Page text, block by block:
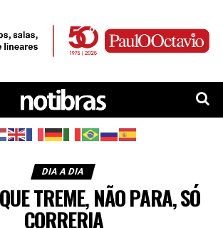
DIA A DIA
TREME, NÃO PARA, SÓ
CORRERIA